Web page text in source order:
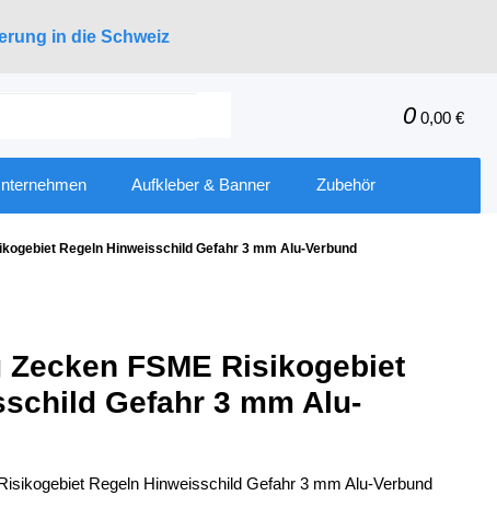
in die Schweiz
0 0,00 €
Aufkleber & Banner Zubehör
Regeln Hinweisschild Gefahr 3 mm Alu-Verbund
FSME Risikogebiet
Gefahr 3 mm Alu-
Regeln Hinweisschild Gefahr 3 mm Alu-Verbund